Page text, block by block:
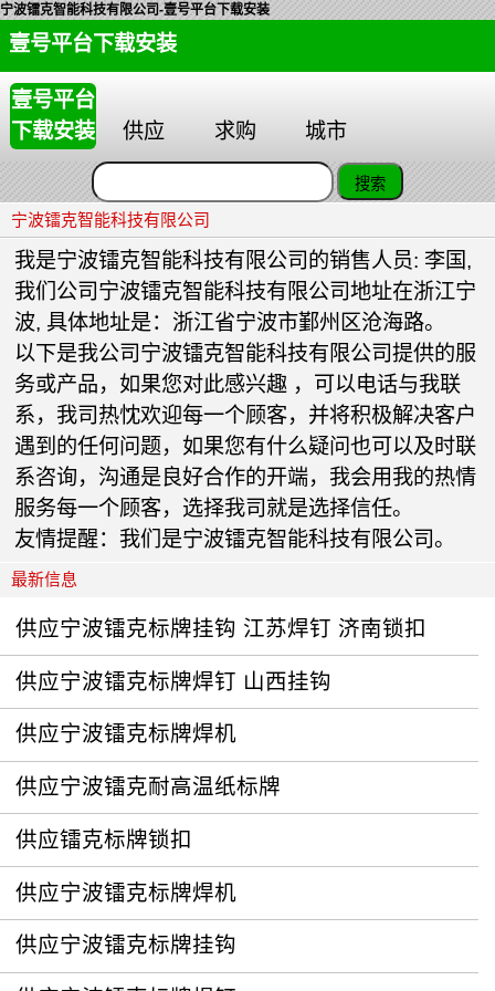
宁波镭克智能科技有限公司-壹号平台下载安装
壹号平台下载安装
壹号平台
下载安装
供应 求购 城市
宁波镭克智能科技有限公司
我是宁波镭克智能科技有限公司的销售人员: 李国,
我们公司宁波镭克智能科技有限公司地址在浙江宁
波, 具体地址是：浙江省宁波市鄞州区沧海路。
以下是我公司宁波镭克智能科技有限公司提供的服
务或产品，如果您对此感兴趣 ，可以电话与我联
系，我司热忱欢迎每一个顾客，并将积极解决客户
遇到的任何问题，如果您有什么疑问也可以及时联
系咨询，沟通是良好合作的开端，我会用我的热情
服务每一个顾客，选择我司就是选择信任。
友情提醒：我们是宁波镭克智能科技有限公司。
最新信息
供应宁波镭克标牌挂钩 江苏焊钉 济南锁扣
供应宁波镭克标牌焊钉 山西挂钩
供应宁波镭克标牌焊机
供应宁波镭克耐高温纸标牌
供应镭克标牌锁扣
供应宁波镭克标牌焊机
供应宁波镭克标牌挂钩